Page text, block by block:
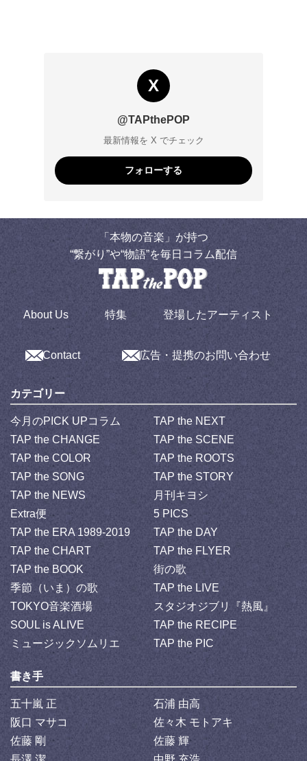
X
@TAPthePOP
最新情報を X でチェック
フォローする
「本物の音楽」が持つ
“繋がり”や“物語”を毎日コラム配信
About Us 特集 登場したアーティスト
Contact 広告・提携のお問い合わせ
カテゴリー
今月のPICK UPコラム
TAP the NEXT
TAP the CHANGE
TAP the SCENE
TAP the COLOR
TAP the ROOTS
TAP the SONG
TAP the STORY
TAP the NEWS
月刊キヨシ
Extra便
5 PICS
TAP the ERA 1989-2019
TAP the DAY
TAP the CHART
TAP the FLYER
TAP the BOOK
街の歌
季節（いま）の歌
TAP the LIVE
TOKYO音楽酒場
スタジオジブリ『熱風』
SOUL is ALIVE
TAP the RECIPE
ミュージックソムリエ
TAP the PIC
書き手
五十嵐 正
石浦 由高
阪口 マサコ
佐々木 モトアキ
佐藤 剛
佐藤 輝